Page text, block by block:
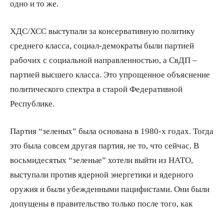
одно и то же.
ХДС/ХСС выступали за консервативную политику
среднего класса, социал-демократы были партией
рабочих с социальной направленностью, а СвДП –
партией высшего класса. Это упрощенное объяснение
политического спектра в старой Федеративной
Республике.
Партия “зеленых” была основана в 1980-х годах. Тогда
это была совсем другая партия, не то, что сейчас. В
восьмидесятых “зеленые” хотели выйти из НАТО,
выступали против ядерной энергетики и ядерного
оружия и были убежденными пацифистами. Они были
допущены в правительство только после того, как